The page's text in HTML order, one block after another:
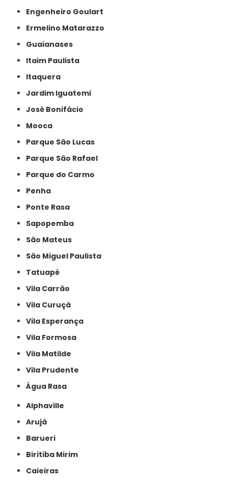
Engenheiro Goulart
Ermelino Matarazzo
Guaianases
Itaim Paulista
Itaquera
Jardim Iguatemi
José Bonifácio
Mooca
Parque São Lucas
Parque São Rafael
Parque do Carmo
Penha
Ponte Rasa
Sapopemba
São Mateus
São Miguel Paulista
Tatuapé
Vila Carrão
Vila Curuçá
Vila Esperança
Vila Formosa
Vila Matilde
Vila Prudente
Água Rasa
Alphaville
Arujá
Barueri
Biritiba Mirim
Caieiras